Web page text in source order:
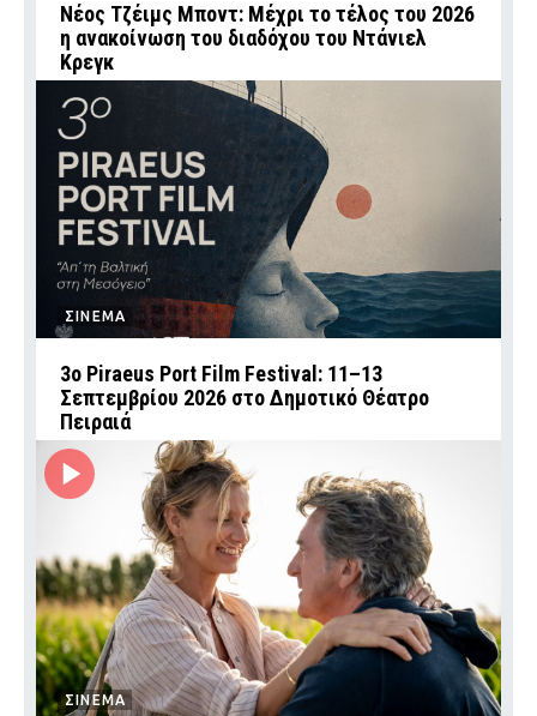
Νέος Τζέιμς Μποντ: Μέχρι το τέλος του 2026
η ανακοίνωση του διαδόχου του Ντάνιελ
Κρεγκ
ΣΙΝΕΜΑ
3ο Piraeus Port Film Festival: 11–13
Σεπτεμβρίου 2026 στο Δημοτικό Θέατρο
Πειραιά
ΣΙΝΕΜΑ